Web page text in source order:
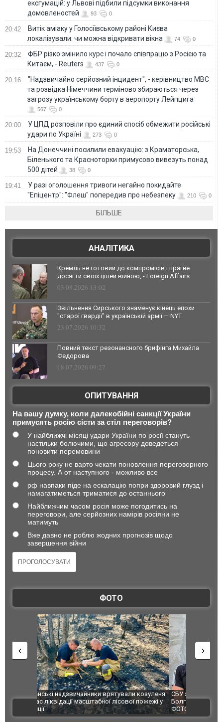
ексгумацій: у Львові підбили підсумки виконання
домовленостей
93 0
20:42
Витік аміаку у Голосіївському районі Києва
локалізували: чи можна відкривати вікна
74 0
20:32
ФБР різко змінило курс і почало співпрацю з Росією та
Китаєм, - Reuters
437 0
20:16
"Надзвичайно серйозний інцидент", - керівництво МВС
та розвідка Німеччини терміново збираються через
загрозу українському борту в аеропорту Лейпцига
567 0
20:00
У ЦПД розповіли про єдиний спосіб обмежити російські
удари по Україні
273 0
19:53
На Донеччині посилили евакуацію: з Краматорська,
Біленького та Красноторки примусово вивезуть понад
500 дітей
38 0
19:41
У разі оголошення тривоги негайно покидайте
"Епіцентр": "Флеш" попередив про небезпеку
210 0
БІЛЬШЕ
АНАЛІТИКА
Кремль не готовий до компромісів і прагне
досягти своїх цілей війною, - Foreign Affairs
03.08.2026 13:02
Звільнення Сирського знаменує кінець епохи
"старої гвардії" в українській армії — NYT
23.07.2026 10:32
Повний текст резонансного брифінга Михайла
Федорова
18.07.2026 09:27
ОПИТУВАННЯ
На вашу думку, коли далекобійні санкції України
примусять росію сісти за стіл переговорів?
У найближчі місяці удари України по росії стануть
настільки болючими, що агресору доведеться
поновити перемовини
Цього року не варто чекати поновлення переговорного
процесу. А от наступного - можливо все
рф навпаки піде на ескалацію попри здоровий глузд і
намагатиметься триматися до останнього
Найближчим часом росія може погодитись на
переговори, але серйозних намірів росіяни не
матимуть
Вже давно не роблю жодних прогнозів щодо
завершення війни
ФОТО
пожежі у
СБУ за сприяння Нацполіції та правоохоронців
Болгарії затримала міжнародного наркобарона.
ФОТО
Росіяни
одна
ВІДЕО